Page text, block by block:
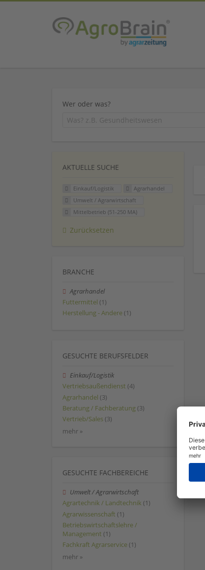
Wer oder was?
AKTUELLE SUCHE
Einkauf/Logistik
Agrarhandel
Umwelt / Agrarwirtschaft
Mittelbetrieb (51-250 MA)
Zurücksetzen
BRANCHE
Agrarhandel
Futtermittel (1)
Herstellung - Andere (1)
GESUCHTE BERUFSFELDER
Einkauf/Logistik
Vertriebsaußendienst (4)
Agrarhandel (3)
Beratung / Fachberatung (3)
Vertrieb/Sales (3)
mehr »
GESUCHTE FACHBEREICHE
Umwelt / Agrarwirtschaft
Agrartechnik / Landtechnik (1)
Agrarwissenschaft (1)
Betriebswirtschaftslehre /
Management (1)
Fachkraft Agrarservice (1)
mehr »